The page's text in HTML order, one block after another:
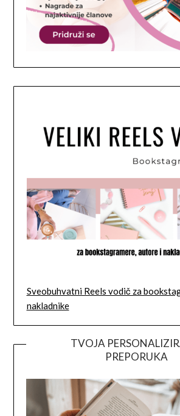
Sveobuhvatni Reels vodič za
nakladnike
TVOJA
PREPORUKA